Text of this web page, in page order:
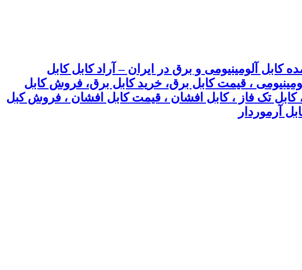
آلومینیومی و برق در ایران – آراد کابل کابل
، قیمت کابل برق، خرید کابل برق، فروش کابل
کابل تک فاز ، کابل افشان ، قیمت کابل افشان ، فروش کبل
آرموردار